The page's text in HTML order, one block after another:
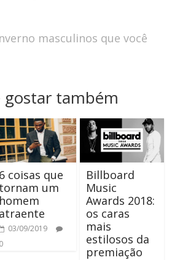
masculinos que você
gostar também
6 coisas que
tornam um
homem
atraente
03/09/2019
0
Billboard
Music
Awards 2018:
os caras
mais
estilosos da
premiação